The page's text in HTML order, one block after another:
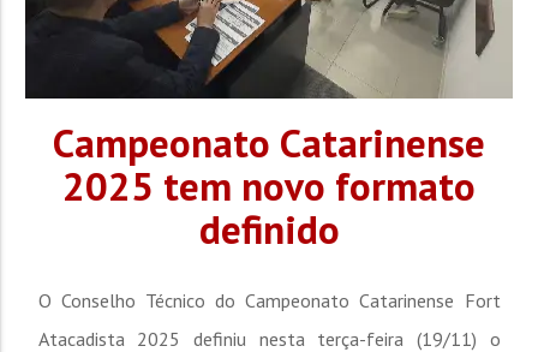
Campeonato Catarinense
2025 tem novo formato
definido
O Conselho Técnico do Campeonato Catarinense Fort
Atacadista 2025 definiu nesta terça-feira (19/11) o